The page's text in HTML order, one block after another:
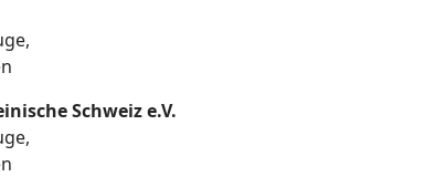
Schweiz e.V.